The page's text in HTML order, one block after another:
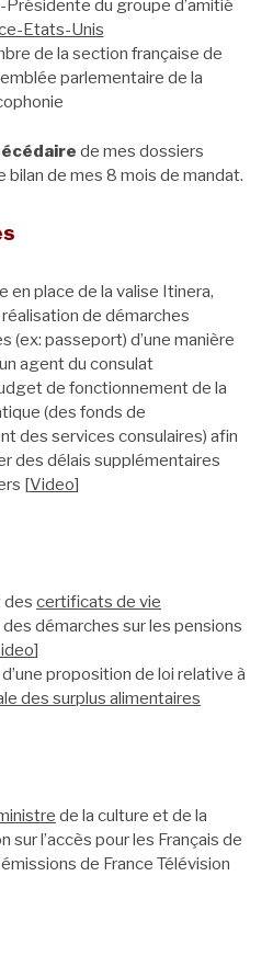
Présidente du groupe d’amitié
Etats-Unis
de la section française de
parlementaire de la
de mes dossiers
de mes 8 mois de mandat.
en place de la valise Itinera,
de démarches
(ex: passeport) d’une manière
agent du consulat
de fonctionnement de la
(des fonds de
des services consulaires) afin
des délais supplémentaires
[Video]
des certificats de vie
démarches sur les pensions
]
proposition de loi relative à
des surplus alimentaires
de la culture et de la
sur l’accès pour les Français de
de France Télévision